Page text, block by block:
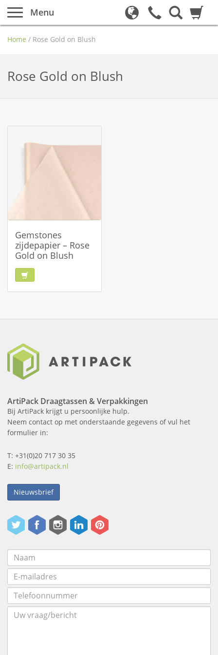
Menu
Home / Rose Gold on Blush
Rose Gold on Blush
Gemstones
zijdepapier – Rose
Gold on Blush
ArtiPack Draagtassen & Verpakkingen
Bij ArtiPack krijgt u persoonlijke hulp.
Neem contact op met onderstaande gegevens of vul het
formulier in:
T: +31(0)20 717 30 35
E: info@artipack.nl
Nieuwsbrief